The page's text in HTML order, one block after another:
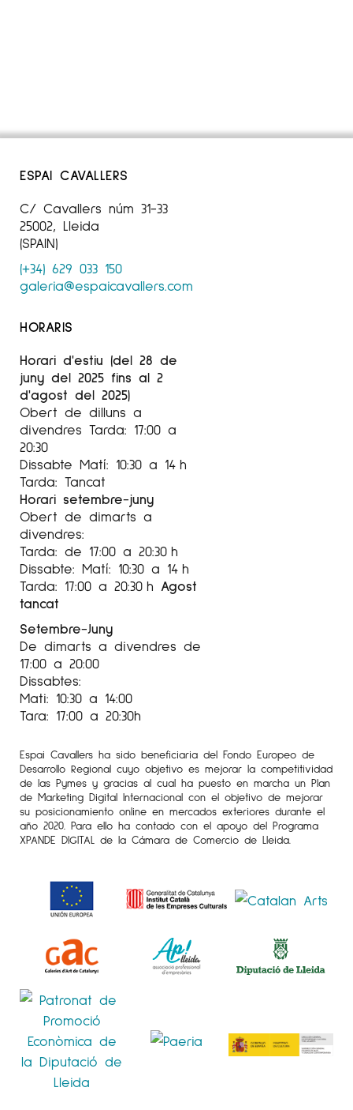
ESPAI CAVALLERS
C/ Cavallers núm 31-33
25002, Lleida
(SPAIN)
(+34) 629 033 150
galeria@espaicavallers.com
HORARIS
Horari d'estiu (del 28 de
juny del 2025 fins al 2
d'agost del 2025)
Obert de dilluns a
divendres Tarda: 17:00 a
20:30
Dissabte Matí: 10:30 a 14 h
Tarda: Tancat
Horari setembre-juny
Obert de dimarts a
divendres:
Tarda: de 17:00 a 20:30 h
Dissabte: Matí: 10:30 a 14 h
Tarda: 17:00 a 20:30 h Agost
tancat
Setembre-Juny
De dimarts a divendres de
17:00 a 20:00
Dissabtes:
Mati: 10:30 a 14:00
Tara: 17:00 a 20:30h
Espai Cavallers ha sido beneficiaria del Fondo Europeo de
Desarrollo Regional cuyo objetivo es mejorar la competitividad
de las Pymes y gracias al cual ha puesto en marcha un Plan
de Marketing Digital Internacional con el objetivo de mejorar
su posicionamiento online en mercados exteriores durante el
año 2020. Para ello ha contado con el apoyo del Programa
XPANDE DIGITAL de la Cámara de Comercio de Lleida.